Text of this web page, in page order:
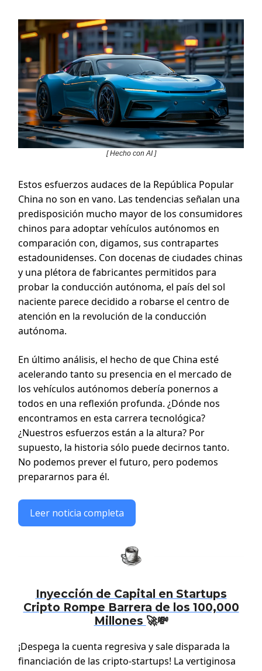
[ Hecho con AI ]
Estos esfuerzos audaces de la República Popular
China no son en vano. Las tendencias señalan una
predisposición mucho mayor de los consumidores
chinos para adoptar vehículos autónomos en
comparación con, digamos, sus contrapartes
estadounidenses. Con docenas de ciudades chinas
y una plétora de fabricantes permitidos para
probar la conducción autónoma, el país del sol
naciente parece decidido a robarse el centro de
atención en la revolución de la conducción
autónoma.
En último análisis, el hecho de que China esté
acelerando tanto su presencia en el mercado de
los vehículos autónomos debería ponernos a
todos en una reflexión profunda. ¿Dónde nos
encontramos en esta carrera tecnológica?
¿Nuestros esfuerzos están a la altura? Por
supuesto, la historia sólo puede decirnos tanto.
No podemos prever el futuro, pero podemos
prepararnos para él.
Leer noticia completa
Inyección de Capital en Startups
Cripto Rompe Barrera de los 100,000
Millones 🚀💸
¡Despega la cuenta regresiva y sale disparada la
financiación de las cripto-startups! La vertiginosa